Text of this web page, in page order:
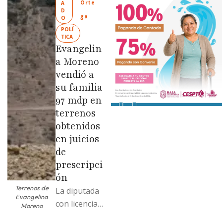
Limpia” en
colonias de
las …
Terrenos de
Evangelina
Moreno
A
D
O
POLÍ
TICA
Orte
ga
Evangelin
a Moreno
vendió a
su familia
97 mdp en
terrenos
obtenidos
en juicios
de
prescripci
ón
La diputada
con licencia